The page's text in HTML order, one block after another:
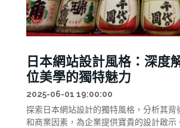
日本網站設計風格：深度
位美學的獨特魅力
2025-06-01 19:00:00
探索日本網站設計的獨特風格，分析其背
和商業因素，為企業提供寶貴的設計啟示